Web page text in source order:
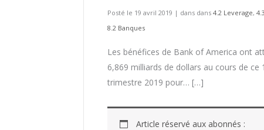
Posté le 19 avril 2019 | dans dans 4.2 Leverage,
8.2 Banques
Les bénéfices de Bank of America ont
6,869 milliards de dollars au cours de ce
trimestre 2019 pour… […]
Article réservé aux abonnés :